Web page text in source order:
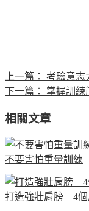
上一篇：
考驗意志
下一篇：
掌握訓練
相關文章
不要害怕重量訓練
打造強壯肩膀 4個